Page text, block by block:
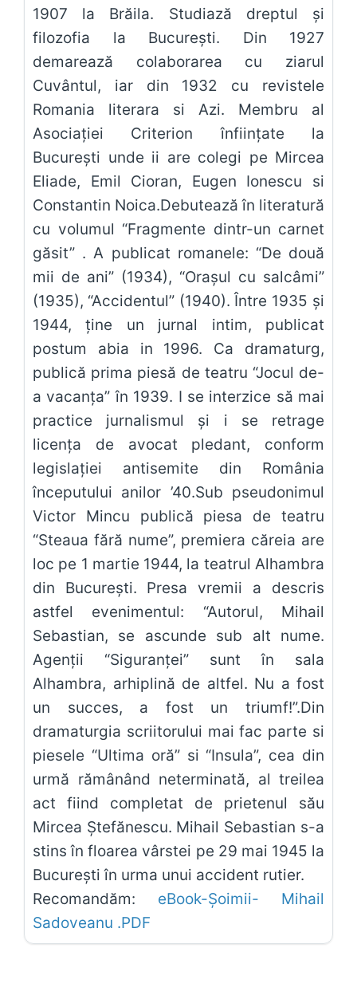
1907 la Brăila. Studiază dreptul și
filozofia la București. Din 1927
demarează colaborarea cu ziarul
Cuvântul, iar din 1932 cu revistele
Romania literara si Azi. Membru al
Asociației Criterion înființate la
București unde ii are colegi pe Mircea
Eliade, Emil Cioran, Eugen Ionescu si
Constantin Noica.Debutează în literatură
cu volumul “Fragmente dintr-un carnet
găsit” . A publicat romanele: “De două
mii de ani” (1934), “Orașul cu salcâmi”
(1935), “Accidentul” (1940). Între 1935 și
1944, ține un jurnal intim, publicat
postum abia in 1996. Ca dramaturg,
publică prima piesă de teatru “Jocul de-
a vacanța” în 1939. I se interzice să mai
practice jurnalismul și i se retrage
licența de avocat pledant, conform
legislației antisemite din România
începutului anilor ’40.Sub pseudonimul
Victor Mincu publică piesa de teatru
“Steaua fără nume”, premiera căreia are
loc pe 1 martie 1944, la teatrul Alhambra
din București. Presa vremii a descris
astfel evenimentul: “Autorul, Mihail
Sebastian, se ascunde sub alt nume.
Agenții “Siguranței” sunt în sala
Alhambra, arhiplină de altfel. Nu a fost
un succes, a fost un triumf!”.Din
dramaturgia scriitorului mai fac parte si
piesele “Ultima oră” si “Insula”, cea din
urmă rămânând neterminată, al treilea
act fiind completat de prietenul său
Mircea Ștefănescu. Mihail Sebastian s-a
stins în floarea vârstei pe 29 mai 1945 la
București în urma unui accident rutier.
Recomandăm: eBook-Șoimii- Mihail
Sadoveanu .PDF